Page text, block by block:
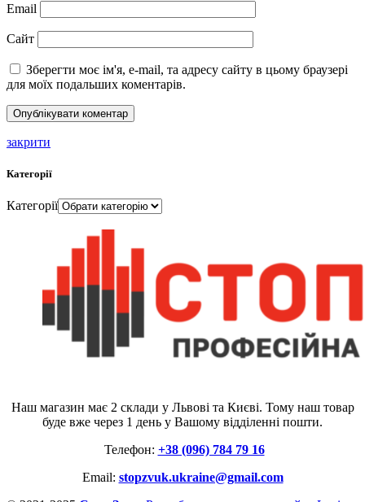
Email
Сайт
Зберегти моє ім'я, e-mail, та адресу сайту в цьому браузері
для моїх подальших коментарів.
закрити
Категорії
Категорії
Наш магазин має 2 склади у Львові та Києві. Тому наш товар
буде вже через 1 день у Вашому відділенні пошти.
Телефон: +38 (096) 784 79 16
Email: stopzvuk.ukraine@gmail.com